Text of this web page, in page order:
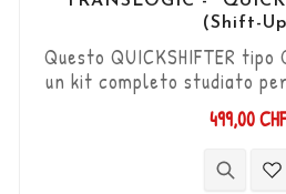
(Shift-
Questo QUICKSHIFTER
un kit completo studiato
1200 '16 ->, che permette
(Shift-Up) senza utilizzare la
& Play" compatibile con
Funziona con cambi di
499,00 CHF